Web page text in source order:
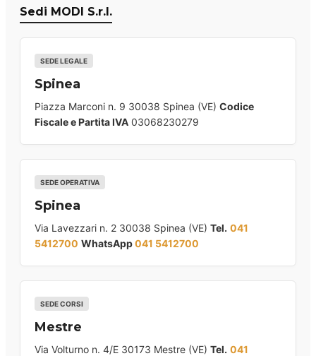
Sedi MODI S.r.l.
SEDE LEGALE
Spinea
Piazza Marconi n. 9 30038 Spinea (VE) Codice
Fiscale e Partita IVA 03068230279
SEDE OPERATIVA
Spinea
Via Lavezzari n. 2 30038 Spinea (VE) Tel. 041
5412700 WhatsApp041 5412700
SEDE CORSI
Mestre
Via Volturno n. 4/E 30173 Mestre (VE) Tel. 041